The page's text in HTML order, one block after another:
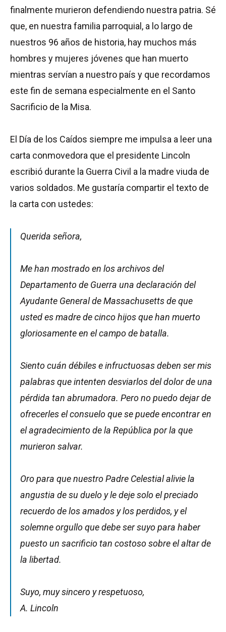
finalmente murieron defendiendo nuestra patria. Sé
que, en nuestra familia parroquial, a lo largo de
nuestros 96 años de historia, hay muchos más
hombres y mujeres jóvenes que han muerto
mientras servían a nuestro país y que recordamos
este fin de semana especialmente en el Santo
Sacrificio de la Misa.
El Día de los Caídos siempre me impulsa a leer una
carta conmovedora que el presidente Lincoln
escribió durante la Guerra Civil a la madre viuda de
varios soldados. Me gustaría compartir el texto de
la carta con ustedes:
Querida señora,
Me han mostrado en los archivos del
Departamento de Guerra una declaración del
Ayudante General de Massachusetts de que
usted es madre de cinco hijos que han muerto
gloriosamente en el campo de batalla.
Siento cuán débiles e infructuosas deben ser mis
palabras que intenten desviarlos del dolor de una
pérdida tan abrumadora. Pero no puedo dejar de
ofrecerles el consuelo que se puede encontrar en
el agradecimiento de la República por la que
murieron salvar.
Oro para que nuestro Padre Celestial alivie la
angustia de su duelo y le deje solo el preciado
recuerdo de los amados y los perdidos, y el
solemne orgullo que debe ser suyo para haber
puesto un sacrificio tan costoso sobre el altar de
la libertad.
Suyo, muy sincero y respetuoso,
A. Lincoln